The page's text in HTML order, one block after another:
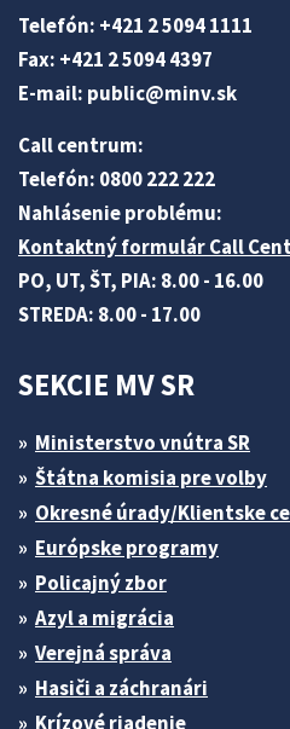
Telefón: +421 2 5094 1111
Fax: +421 2 5094 4397
E-mail: public@minv.sk
Call centrum:
Telefón: 0800 222 222
Nahlásenie problému:
Kontaktný formulár Call
PO, UT, ŠT, PIA: 8.00 - 16.00
STREDA: 8.00 - 17.00
SEKCIE MV SR
Ministerstvo vnútra SR
Štátna komisia pre volby
Okresné úrady/Klientske
Európske programy
Policajný zbor
Azyl a migrácia
Verejná správa
Hasiči a záchranári
Krízové riadenie